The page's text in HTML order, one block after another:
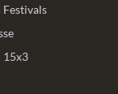
15x3